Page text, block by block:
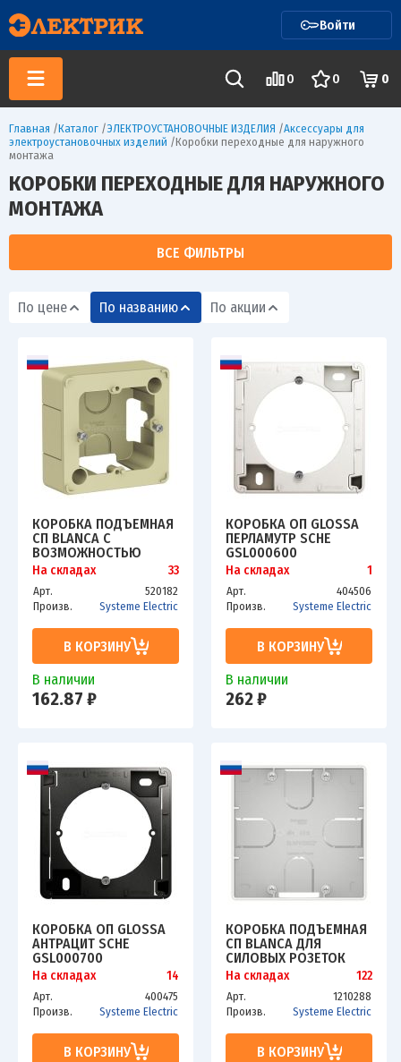
Войти
0 0 0
Главная /Каталог /ЭЛЕКТРОУСТАНОВОЧНЫЕ ИЗДЕЛИЯ /Аксессуары для
электроустановочных изделий /Коробки переходные для наружного
монтажа
КОРОБКИ ПЕРЕХОДНЫЕ ДЛЯ НАРУЖНОГО
МОНТАЖА
ВСЕ ФИЛЬТРЫ
По цене По названию По акции
КОРОБКА ПОДЪЕМНАЯ
СП BLANCA С
ВОЗМОЖНОСТЬЮ
СОЕДИНЕНИЯ
НЕСКОЛЬКИХ КОРОБОК
БЕЖ. SCHE
BLNPK000017
На складах 33
Арт.
520182
Произв.
Systeme Electric
В КОРЗИНУ
В наличии
162.87 ₽
КОРОБКА ОП GLOSSA
ПЕРЛАМУТР SCHE
GSL000600
На складах 1
Арт.
404506
Произв.
Systeme Electric
В КОРЗИНУ
В наличии
262 ₽
КОРОБКА ОП GLOSSA
АНТРАЦИТ SCHE
GSL000700
На складах 14
Арт.
400475
Произв.
Systeme Electric
В КОРЗИНУ
КОРОБКА ПОДЪЕМНАЯ
СП BLANCA ДЛЯ
СИЛОВЫХ РОЗЕТОК
БЕЛ. SCHE
BLNPK000021
На складах 122
Арт.
1210288
Произв.
Systeme Electric
В КОРЗИНУ